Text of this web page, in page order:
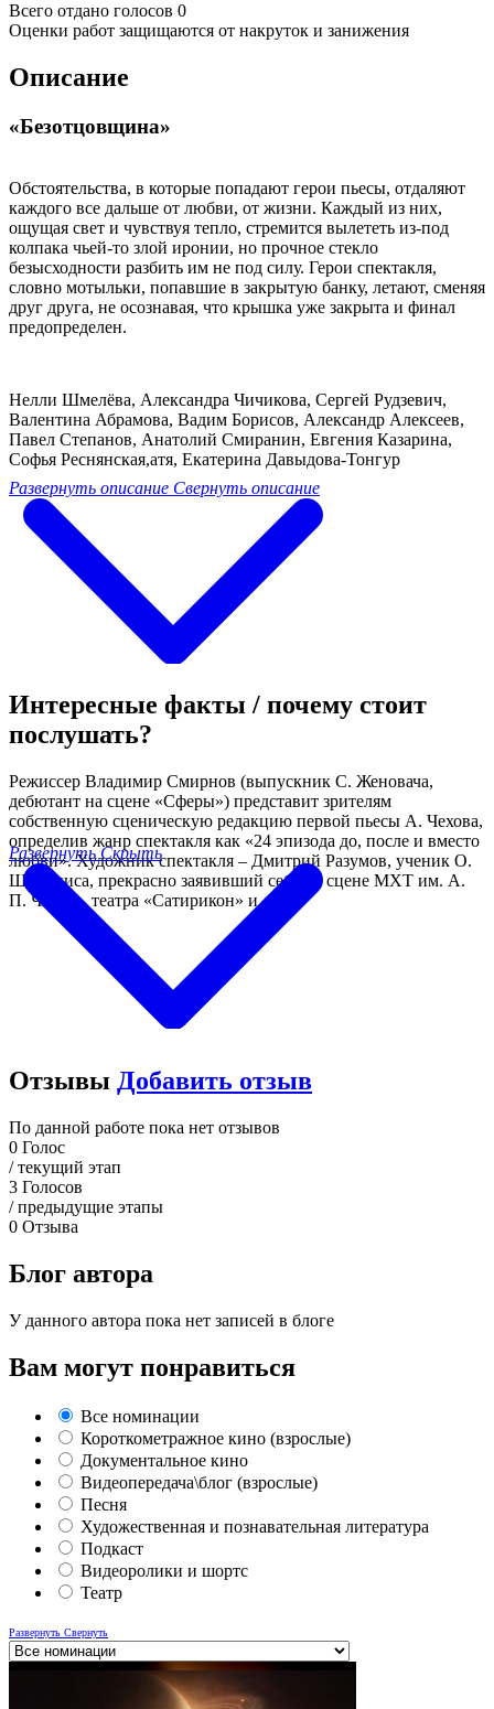
Всего отдано голосов 0
Оценки работ защищаются от накруток и занижения
Описание
«Безотцовщина»
Обстоятельства, в которые попадают герои пьесы, отдаляют
каждого все дальше от любви, от жизни. Каждый из них,
ощущая свет и чувствуя тепло, стремится вылететь из-под
колпака чьей-то злой иронии, но прочное стекло
безысходности разбить им не под силу. Герои спектакля,
словно мотыльки, попавшие в закрытую банку, летают, сменяя
друг друга, не осознавая, что крышка уже закрыта и финал
предопределен.
Нелли Шмелёва, Александра Чичикова, Сергей Рудзевич,
Валентина Абрамова, Вадим Борисов, Александр Алексеев,
Павел Степанов, Анатолий Смиранин, Евгения Казарина,
Софья Реснянская,атя, Екатерина Давыдова-Тонгур
Развернуть описание Свернуть описание
Интересные факты / почему стоит
послушать?
Режиссер Владимир Смирнов (выпускник С. Женовача,
дебютант на сцене «Сферы») представит зрителям
собственную сценическую редакцию первой пьесы А. Чехова,
определив жанр спектакля как «24 эпизода до, после и вместо
любви». Художник спектакля – Дмитрий Разумов, ученик О.
Шейнциса, прекрасно заявивший себя на сцене МХТ им. А.
П. Чехова, театра «Сатирикон» и др.
Развернуть Скрыть
Отзывы Добавить отзыв
По данной работе пока нет отзывов
0 Голос
/ текущий этап
3 Голосов
/ предыдущие этапы
0 Отзыва
Блог автора
У данного автора пока нет записей в блоге
Вам могут понравиться
Все номинации
Короткометражное кино (взрослые)
Документальное кино
Видеопередача\блог (взрослые)
Песня
Художественная и познавательная литература
Подкаст
Видеоролики и шортс
Театр
Развернуть Свернуть